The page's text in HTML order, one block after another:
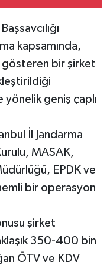
kapsamında,
gösteren bir şirket
yönelik geniş çaplı
İl Jandarma
MASAK,
EPDK ve
bir operasyon
şirket
350-400 bin
ÖTV ve KDV